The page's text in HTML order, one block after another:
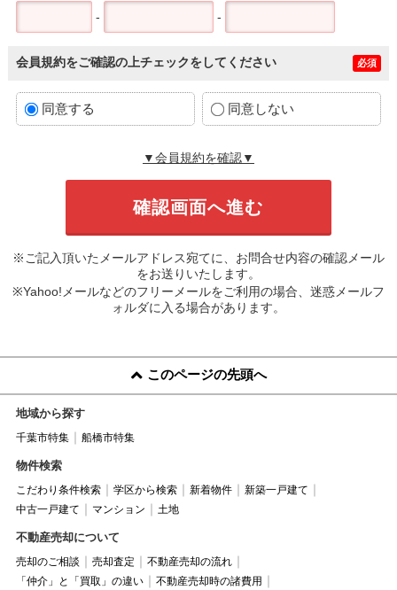
- -
会員規約をご確認の上チェックをしてください 必須
同意する 同意しない
▼会員規約を確認▼
※ご記入頂いたメールアドレス宛てに、お問合せ内容の確認メール
をお送りいたします。
※Yahoo!メールなどのフリーメールをご利用の場合、迷惑メールフ
ォルダに入る場合があります。
このページの先頭へ
地域から探す
千葉市特集 船橋市特集
物件検索
こだわり条件検索 学区から検索 新着物件
新築一戸建て
中古一戸建て
マンション 土地
不動産売却について
売却のご相談 売却査定
不動産売却の流れ
「仲介」と「買取」の違い
不動産売却時の諸費用